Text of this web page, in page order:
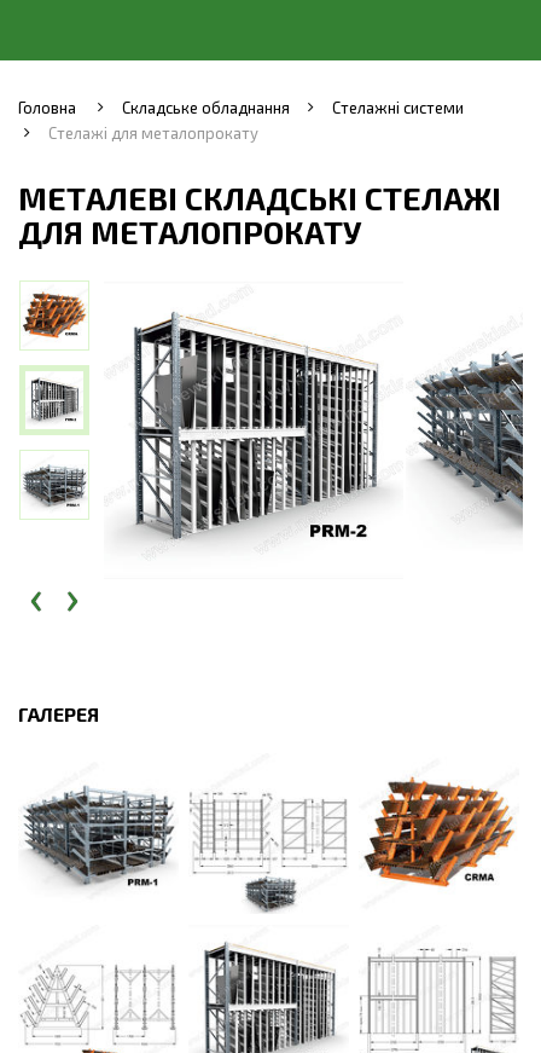
Головна Складське обладнання
Стелажні системи
Стелажі для металопрокату
МЕТАЛЕВІ СКЛАДСЬКІ СТЕЛАЖІ
ДЛЯ МЕТАЛОПРОКАТУ
‹ ›
ГАЛЕРЕЯ